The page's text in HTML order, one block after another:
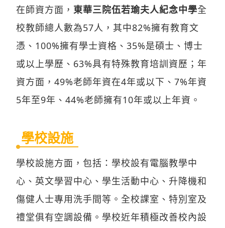
在師資方面， 東華三院伍若瑜夫人紀念中學全
校教師總人數為57人，其中82%擁有教育文
憑、100%擁有學士資格、35%是碩士、博士
或以上學歷、63%具有特殊教育培訓資歷；年
資方面，49%老師年資在4年或以下、7%年資
5年至9年、44%老師擁有10年或以上年資。
學校設施
學校設施方面，包括：學校設有電腦教學中
心、英文學習中心、學生活動中心、升降機和
傷健人士專用洗手間等。全校課室、特別室及
禮堂俱有空調設備。學校近年積極改善校內設